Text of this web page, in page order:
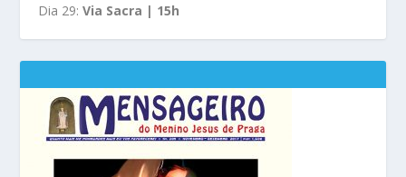
Dia 29:Via Sacra | 15h